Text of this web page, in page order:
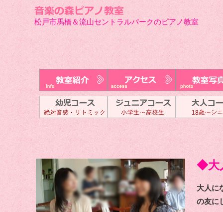
松戸市馬橋＆流山セントラルパークのピアノ教室
◆大
大人に
の友に